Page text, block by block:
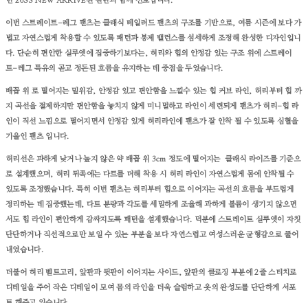
이번 스트레이트-레그 팬츠는 클래식 테일러드 팬츠의 구조를 기반으로, 여름 시즌에 보다 가
볍고 자연스럽게 착용할 수 있도록 패턴과 봉제 밸런스를 섬세하게 조정해 완성한 디자인입니
다. 단순히 편안한 실루엣에 집중하기보다는, 허리와 힙의 안정감 있는 구조 위에 스트레이
트-레그 특유의 곧고 정돈된 흐름을 유지하는 데 중점을 두었습니다.
배꼽 위 로 떨어지는 밑위감, 안정감 있고 편안함을 느낄수 있는 힙 커브 라인, 허리부터 힙 까
지 곡선을 절제하지만 편안함을 놓치지 않게 미니멀하고 라인이 세련되게 팬츠가 허리-힙 라
인이 직선 느낌으로 떨어지면서 안정감 있게 허리라인에 팬츠가 잘 안착 될 수 있도록 심혈을
기울인 팬츠 입니다.
허리선은 과하게 낮거나 높지 않은 약 배꼽 위 3cm 정도에 떨어지는 클래식 라이즈를 기준으
로 설계했으며, 허리 뒤쪽에는 다트를 더해 착용 시 허리 라인이 자연스럽게 몸에 안착될 수
있도록 조정했습니다. 특히 이번 팬츠는 허리부터 힙으로 이어지는 곡선의 흐름을 부드럽게
정리하는 데 집중했는데, 다트 분량과 각도를 세밀하게 조율해 과하게 볼륨이 생기지 않으면
서도 힙 라인이 편안하게 감싸지도록 패턴을 설계했습니다. 덕분에 스트레이트 실루엣이 자칫
단단하거나 직선적으로만 보일 수 있는 부분을 보다 자연스럽고 여성스러운 균형감으로 풀어
내었습니다.
더불어 허리 벨트고리, 앞판과 뒷판이 이어지는 사이드, 앞판의 클로징 부분에 2줄 스티치로
디테일을 주어 작은 디테일이 모여 몸의 라인을 더욱 슬림하고 옷의 완성도를 단단하게 서포